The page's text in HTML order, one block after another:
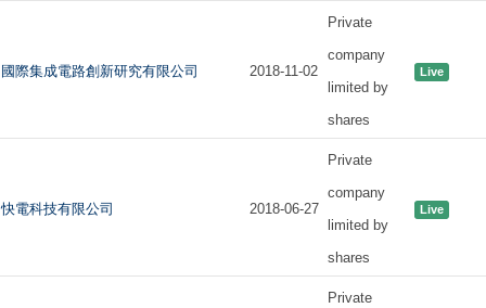
國際集成電路創新研究有限公司 2018-11-02
Private
company
limited by
shares
Live
快電科技有限公司 2018-06-27
Private
company
limited by
shares
Live
Private